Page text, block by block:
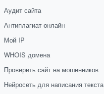
Аудит сайта
Антиплагиат онлайн
Мой IP
WHOIS домена
Проверить сайт на мошенников
Нейросеть для написания текста